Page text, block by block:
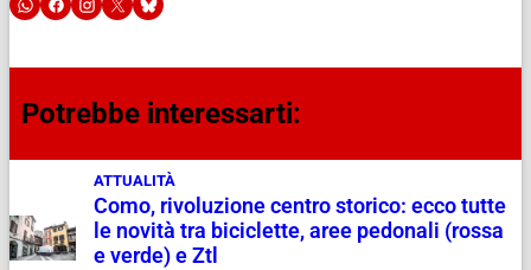
Potrebbe interessarti:
ATTUALITÀ
Como, rivoluzione centro storico: ecco tutte
le novità tra biciclette, aree pedonali (rossa
e verde) e Ztl